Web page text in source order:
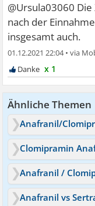
@Ursula03060
nach der
insgesamt auch.
01.12.2021 22:04•
x 1
Ähnliche Themen
Anafranil/
Clomipramin
Anafranil /
Anafranil vs